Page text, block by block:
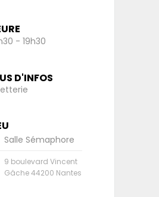
- 19h30
D'INFOS
Salle Sémaphore
9 boulevard Vincent
Gâche 44200 Nantes